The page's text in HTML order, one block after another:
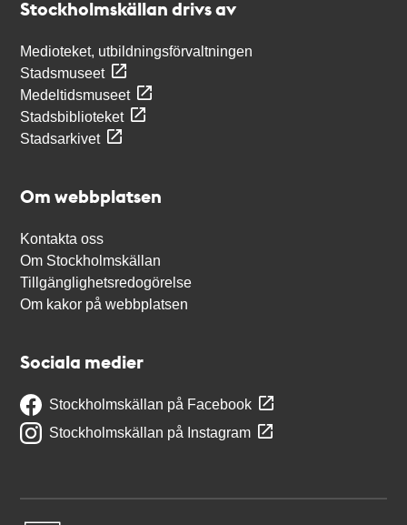
Stockholmskällan drivs av
Medioteket, utbildningsförvaltningen
Stadsmuseet
Medeltidsmuseet
Stadsbiblioteket
Stadsarkivet
Om webbplatsen
Kontakta oss
Om Stockholmskällan
Tillgänglighetsredogörelse
Om kakor på webbplatsen
Sociala medier
Stockholmskällan på Facebook
Stockholmskällan på Instagram